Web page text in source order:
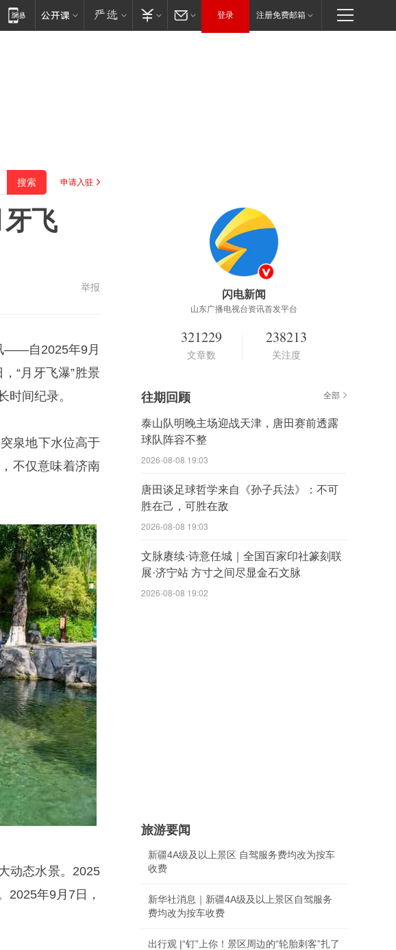
登录 注册免费邮箱
申请入驻
飞
举报
——自2025年9月
“月牙飞瀑”胜景
时间纪录。
泉地下水位高于
不仅意味着济南
动态水景。2025
2025年9月7日，
闪电新闻
山东广播电视台资讯首发平台
321229
文章数
238213
关注度
往期回顾 全部
泰山队明晚主场迎战天津，唐田赛前透露
球队阵容不整
2026-08-08 19:03
唐田谈足球哲学来自《孙子兵法》：不可
胜在己，可胜在敌
2026-08-08 19:03
文脉赓续·诗意任城｜全国百家印社篆刻联
展·济宁站 方寸之间尽显金石文脉
2026-08-08 19:02
旅游要闻
新疆4A级及以上景区 自驾服务费均改为按车
收费
新华社消息｜新疆4A级及以上景区自驾服务
费均改为按车收费
出行观 |“钉”上你！景区周边的“轮胎刺客”扎了